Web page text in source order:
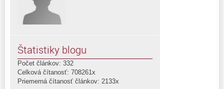
Štatistiky blogu
Počet článkov: 332
Celková čítanosť: 708261x
Priemerná čítanosť článkov: 2133x